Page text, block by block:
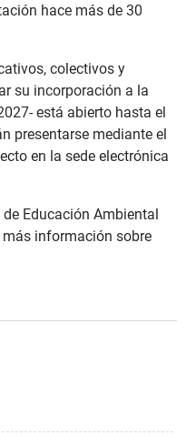
hace más de 30
colectivos y
su incorporación a la
está abierto hasta el
presentarse mediante el
en la sede electrónica
Educación Ambiental
información sobre